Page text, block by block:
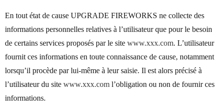
En tout état de cause UPGRADE FIREWORKS ne collecte des
informations personnelles relatives à l’utilisateur que pour le besoin
de certains services proposés par le site www.xxx.com. L’utilisateur
fournit ces informations en toute connaissance de cause, notamment
lorsqu’il procède par lui-même à leur saisie. Il est alors précisé à
l’utilisateur du site www.xxx.com l’obligation ou non de fournir ces
informations.